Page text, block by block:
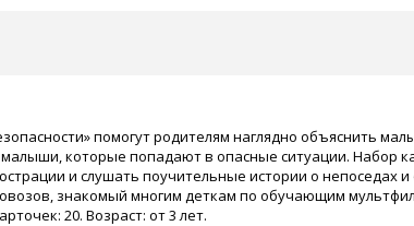
помогут родителям наглядно объяснить
которые попадают в опасные ситуации. Набор
и слушать поучительные истории о
знакомый многим деткам по обучающим
20. Возраст: от 3 лет.